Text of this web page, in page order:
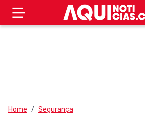
Home Segurança